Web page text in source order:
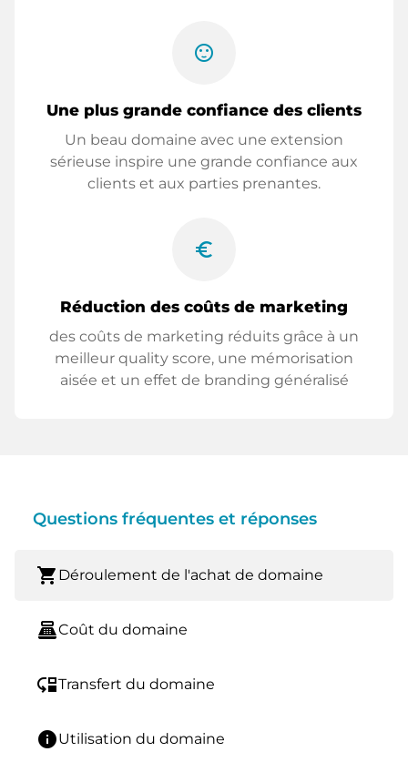
sentiment_satisfied
Une plus grande confiance des clients
Un beau domaine avec une extension
sérieuse inspire une grande confiance aux
clients et aux parties prenantes.
euro_symbol
Réduction des coûts de marketing
des coûts de marketing réduits grâce à un
meilleur quality score, une mémorisation
aisée et un effet de branding généralisé
Questions fréquentes et réponses
shopping_cart Déroulement de l'achat de domaine
point_of_saleCoût du domaine
move_downTransfert du domaine
infoUtilisation du domaine